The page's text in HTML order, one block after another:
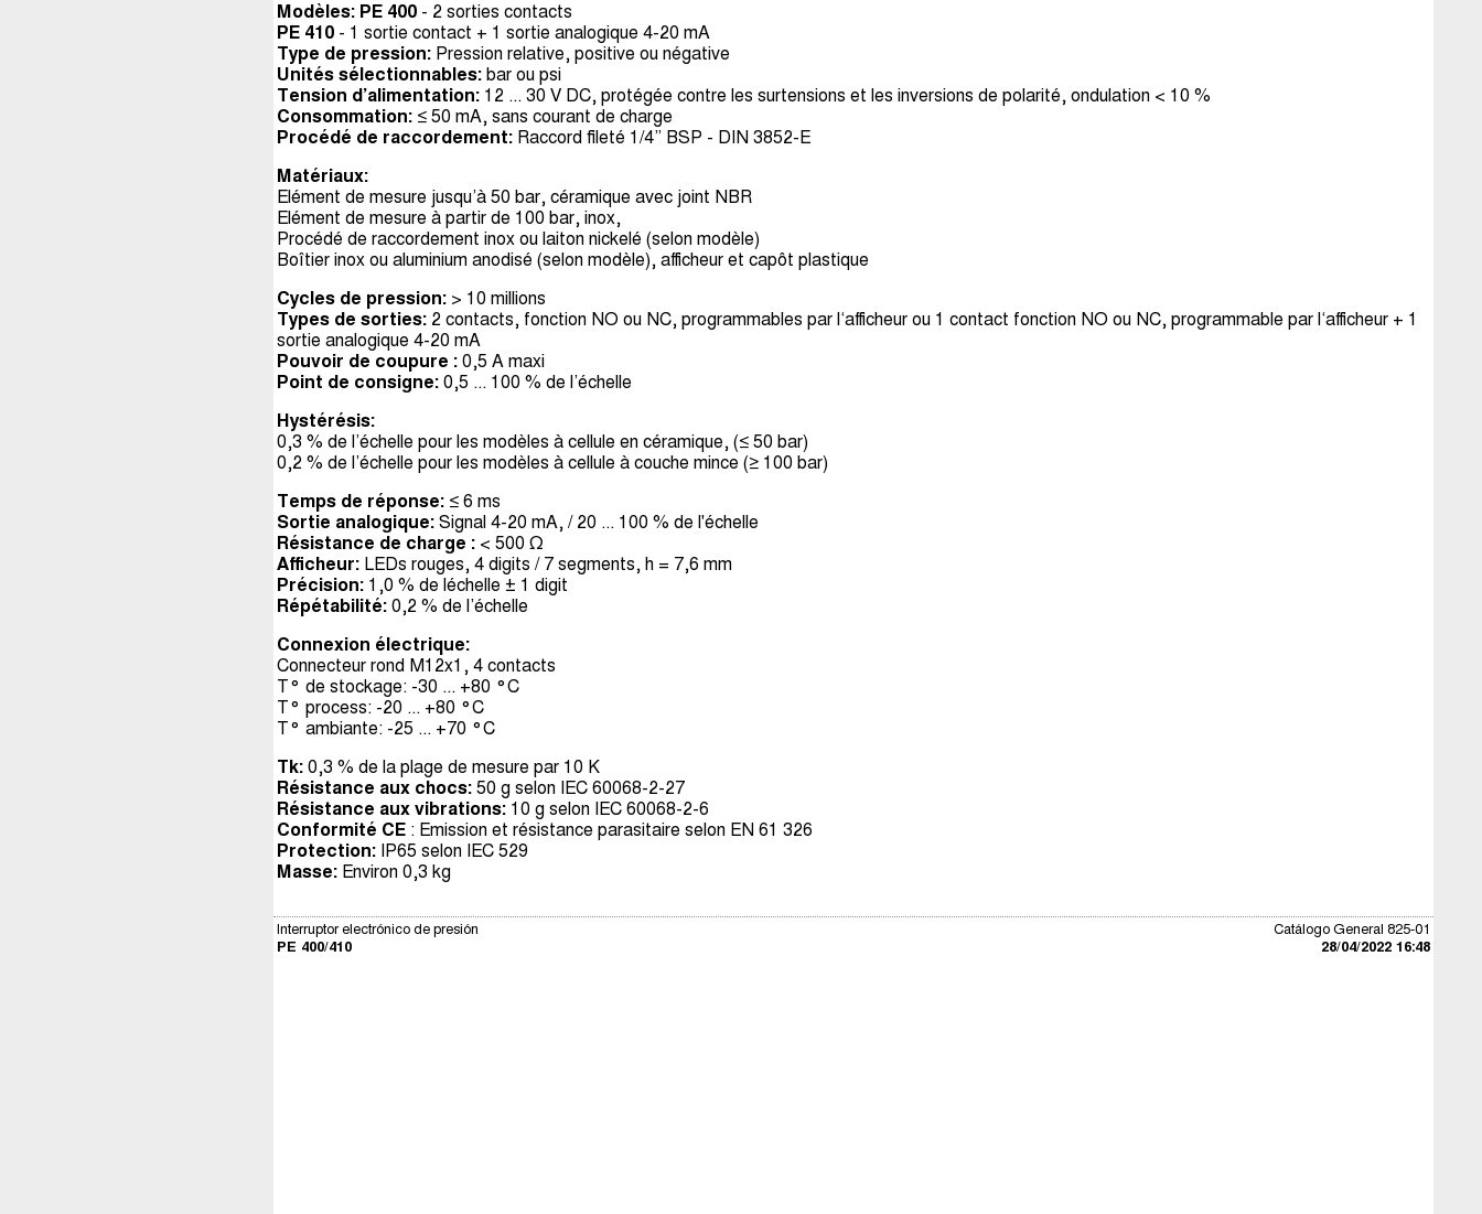
Modèles: PE 400 - 2 sorties contacts
PE 410 - 1 sortie contact + 1 sortie analogique 4-20 mA
Type de pression: Pression relative, positive ou négative
Unités sélectionnables: bar ou psi
Tension d’alimentation: 12 ... 30 V DC, protégée contre les surtensions et les inversions de polarité, ondulation < 10 %
Consommation: ≤ 50 mA, sans courant de charge
Procédé de raccordement: Raccord fileté 1/4” BSP - DIN 3852-E
Matériaux:
Elément de mesure jusqu’à 50 bar, céramique avec joint NBR
Elément de mesure à partir de 100 bar, inox,
Procédé de raccordement inox ou laiton nickelé (selon modèle)
Boîtier inox ou aluminium anodisé (selon modèle), afficheur et capôt plastique
Cycles de pression: > 10 millions
Types de sorties: 2 contacts, fonction NO ou NC, programmables par l‘afficheur ou 1 contact fonction NO ou NC, programmable par l‘afficheur + 1
sortie analogique 4-20 mA
Pouvoir de coupure : 0,5 A maxi
Point de consigne: 0,5 ... 100 % de l’échelle
Hystérésis:
0,3 % de l’échelle pour les modèles à cellule en céramique, (≤ 50 bar)
0,2 % de l’échelle pour les modèles à cellule à couche mince (≥ 100 bar)
Temps de réponse: ≤ 6 ms
Sortie analogique: Signal 4-20 mA, / 20 ... 100 % de l'échelle
Résistance de charge : < 500 Ω
Afficheur: LEDs rouges, 4 digits / 7 segments, h = 7,6 mm
Précision: 1,0 % de léchelle ± 1 digit
Répétabilité: 0,2 % de l’échelle
Connexion électrique:
Connecteur rond M12x1, 4 contacts
T° de stockage: -30 ... +80 °C
T° process: -20 ... +80 °C
T° ambiante: -25 ... +70 °C
Tk: 0,3 % de la plage de mesure par 10 K
Résistance aux chocs: 50 g selon IEC 60068-2-27
Résistance aux vibrations: 10 g selon IEC 60068-2-6
Conformité CE : Emission et résistance parasitaire selon EN 61 326
Protection: IP65 selon IEC 529
Masse: Environ 0,3 kg
Catálogo General 825-01
28/04/2022 16:48
Interruptor electrónico de presión
PE 400/410